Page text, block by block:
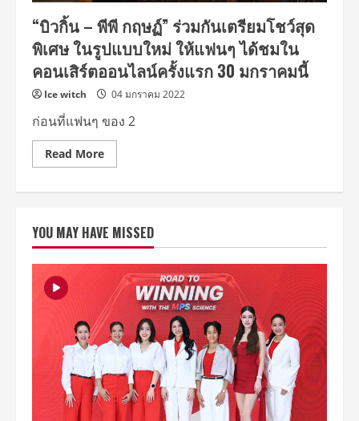
“บิวกิ้น – พีพี กฤษฏ์” ร่วมกันเตรียมโชว์สุด
พิเศษ ในรูปแบบใหม่ ให้แฟนๆ ได้ชมใน
คอนเสิร์ตออนไลน์ครั้งแรก 30 มกราคมนี้
Ice witch 04 มกราคม 2022
ก่อนที่แฟนๆ ของ 2
Read MoreRead
more
กฤษฏ์”
ร่วม
กัน
เตรียม
โชว์
สุด
พิเศษ
ใน
รูป
แบบ
ใหม่
แฟนๆ
ได้
ชม
ใน
คอนเสิร์ต
YOU MAY HAVE MISSED